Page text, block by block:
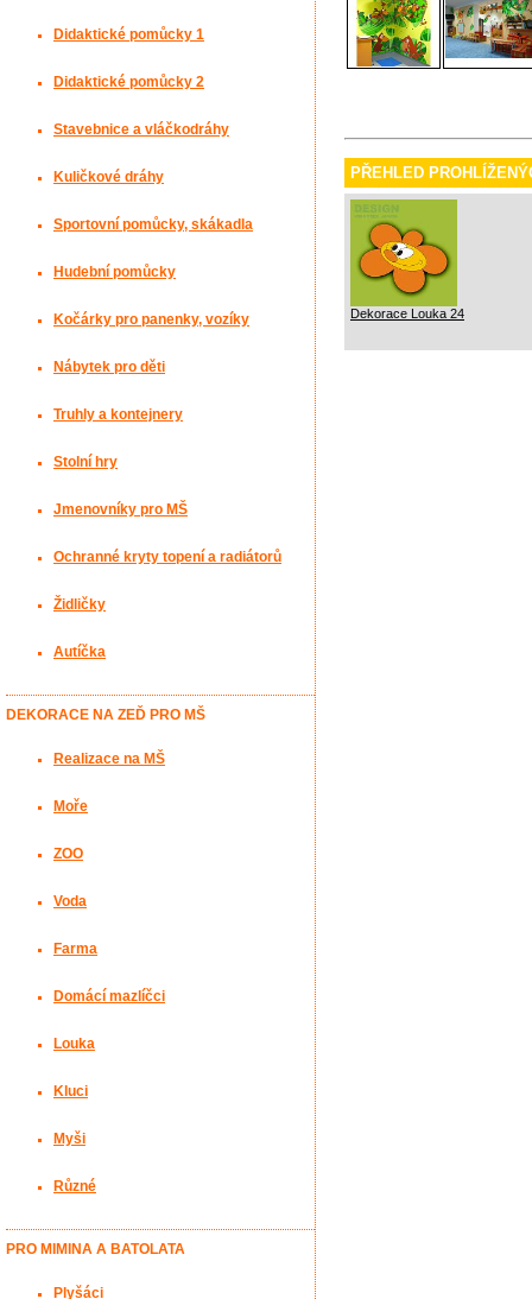
PŘEHLED
Dekorace Louka 24
Didaktické pomůcky 1
Didaktické pomůcky 2
Stavebnice a vláčkodráhy
Kuličkové dráhy
Sportovní pomůcky, skákadla
Hudební pomůcky
Kočárky pro panenky, vozíky
Nábytek pro děti
Truhly a kontejnery
Stolní hry
Jmenovníky pro MŠ
Ochranné kryty topení a radiátorů
Židličky
Autíčka
DEKORACE NA ZEĎ PRO MŠ
Realizace na MŠ
Moře
ZOO
Voda
Farma
Domácí mazlíčci
Louka
Kluci
Myši
Různé
PRO MIMINA A BATOLATA
Plyšáci